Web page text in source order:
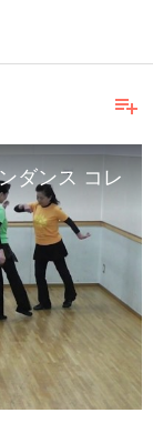
playlist_add
ダンス コレク